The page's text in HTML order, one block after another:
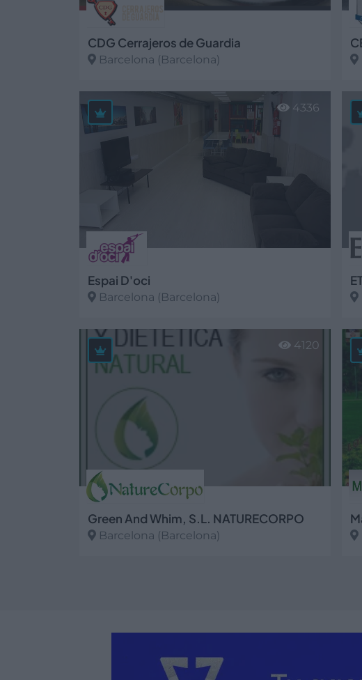
CDG Cerrajeros de Guardia
Barcelona (Barcelona)
Espai D'oci
Barcelona (Barcelona)
Ver más
4336
Green And Whim, S.L. NATURECORPO
Barcelona (Barcelona)
4120